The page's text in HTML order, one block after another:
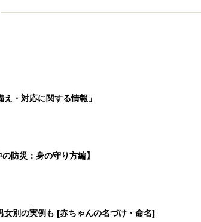
・対応に関する情報」
防災：身の守り方編】
女別の実例も [赤ちゃんの名づけ・命名]